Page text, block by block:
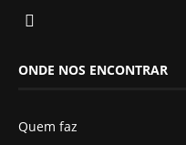
ONDE NOS ENCONTRAR
Quem faz